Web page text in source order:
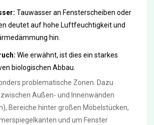
Tauwasser an Fensterscheiben oder
deutet auf hohe Luftfeuchtigkeit und
hin.
Wie erwähnt, ist dies ein starkes
biologischen Abbau.
problematische Zonen. Dazu
Außen- und Innenwänden
Bereiche hinter großen Möbelstücken,
und um Fenster